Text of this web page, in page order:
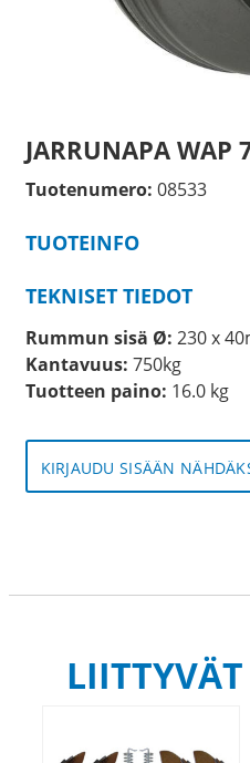
JARRUNAPA
Tuotenumero: 08533
TUOTEINFO
TEKNISET TIEDOT
Rummun sisä Ø: 230 x
Kantavuus: 750kg
Tuotteen paino: 16.0 kg
KIRJAUDU SISÄÄN